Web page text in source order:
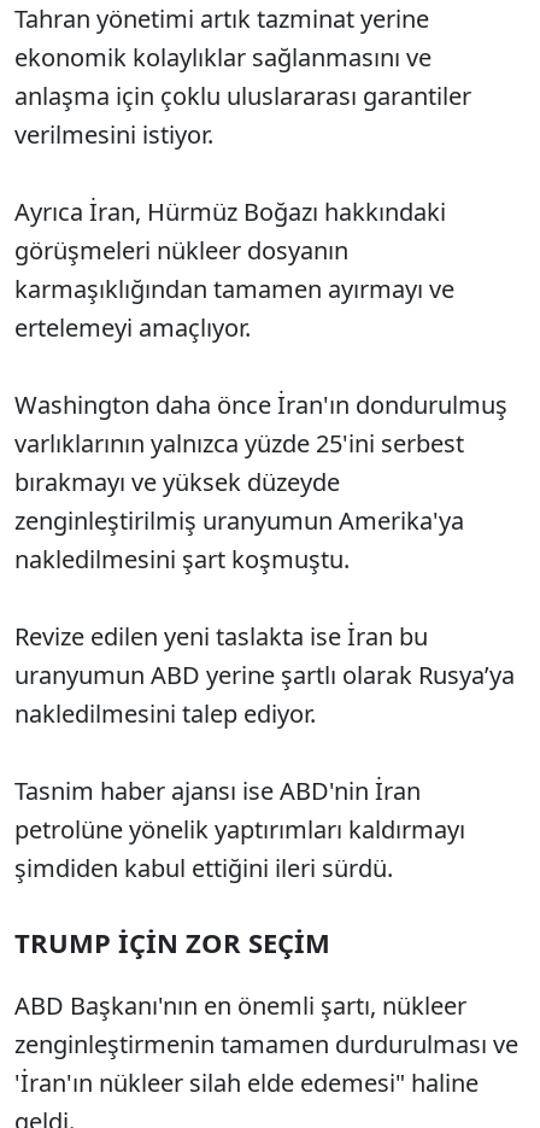
Tahran yönetimi artık tazminat yerine
ekonomik kolaylıklar sağlanmasını ve
anlaşma için çoklu uluslararası garantiler
verilmesini istiyor.
Ayrıca İran, Hürmüz Boğazı hakkındaki
görüşmeleri nükleer dosyanın
karmaşıklığından tamamen ayırmayı ve
ertelemeyi amaçlıyor.
Washington daha önce İran'ın dondurulmuş
varlıklarının yalnızca yüzde 25'ini serbest
bırakmayı ve yüksek düzeyde
zenginleştirilmiş uranyumun Amerika'ya
nakledilmesini şart koşmuştu.
Revize edilen yeni taslakta ise İran bu
uranyumun ABD yerine şartlı olarak Rusya’ya
nakledilmesini talep ediyor.
Tasnim haber ajansı ise ABD'nin İran
petrolüne yönelik yaptırımları kaldırmayı
şimdiden kabul ettiğini ileri sürdü.
TRUMP İÇİN ZOR SEÇİM
ABD Başkanı'nın en önemli şartı, nükleer
zenginleştirmenin tamamen durdurulması ve
'İran'ın nükleer silah elde edemesi" haline
geldi.